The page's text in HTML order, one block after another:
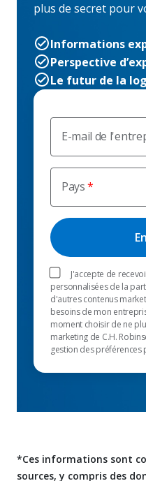
E-mail de
Pays
J'accepte de
personnalisées de la
d'autres contenus
besoins de mon
moment choisir de ne
marketing de C.H.
gestion des préférences
plus de secret pour
Informations
Perspective
Le futur de la
*Ces informations sont
sources, y compris des